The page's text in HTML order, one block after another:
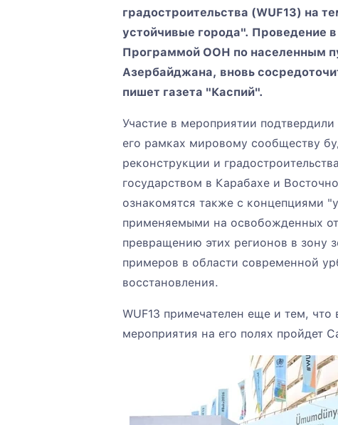
градостроительства (WUF13) на
устойчивые города". Проведение
Программой ООН по населенным
Азербайджана, вновь
пишет газета "Каспий".
Участие в мероприятии
его рамках мировому сообществу
реконструкции и
государством в Карабахе и
ознакомятся также с концепциями
применяемыми на освобожденных
превращению этих регионов в зону
примеров в области современной
восстановления.
WUF13 примечателен еще и тем,
мероприятия на его полях пройдет